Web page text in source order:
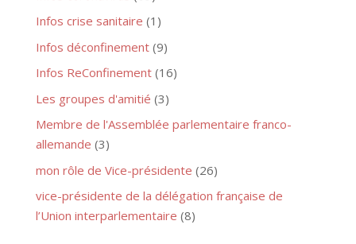
Infos crise sanitaire (1)
Infos déconfinement(9)
Infos ReConfinement(16)
Les groupes d'amitié (3)
Membre de l'Assemblée parlementaire franco-
allemande (3)
mon rôle de Vice-présidente (26)
vice-présidente de la délégation française de
l’Union interparlementaire (8)